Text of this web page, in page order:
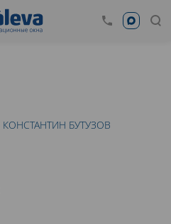
0
КОНСТАНТИН БУТУЗОВ